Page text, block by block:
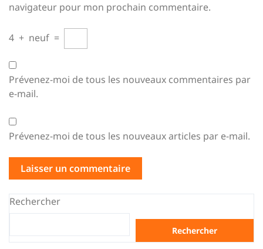
navigateur pour mon prochain commentaire.
4 + neuf =
Prévenez-moi de tous les nouveaux commentaires par
e-mail.
Prévenez-moi de tous les nouveaux articles par e-mail.
Rechercher
Rechercher